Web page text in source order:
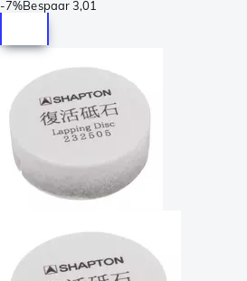
-7%Bespaar3,01